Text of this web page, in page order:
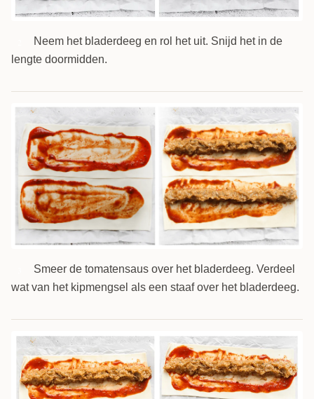
Neem het bladerdeeg en rol het uit. Snijd het in de
lengte doormidden.
Smeer de tomatensaus over het bladerdeeg. Verdeel
wat van het kipmengsel als een staaf over het bladerdeeg.